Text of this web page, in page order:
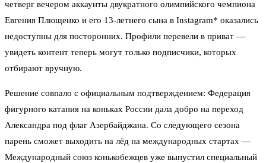
четверг вечером аккаунты двукратного олимпийского чемпиона
Евгения Плющенко и его 13‑летнего сына в Instagram* оказались
недоступны для посторонних. Профили перевели в приват —
увидеть контент теперь могут только подписчики, которых
отбирают вручную.
Решение совпало с официальным подтверждением: Федерация
фигурного катания на коньках России дала добро на переход
Александра под флаг Азербайджана. Со следующего сезона
парень сможет выходить на лёд на международных стартах —
Международный союз конькобежцев уже выпустил специальный